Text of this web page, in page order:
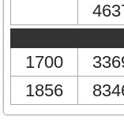
1700
1856